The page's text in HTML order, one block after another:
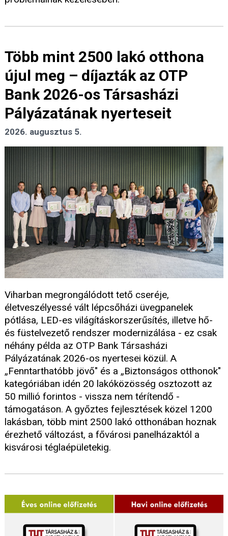
Több mint 2500 lakó otthona
újul meg – díjazták az OTP
Bank 2026-os Társasházi
Pályázatának nyerteseit
2026. augusztus 5.
Viharban megrongálódott tető cseréje,
életveszélyessé vált lépcsőházi üvegpanelek
pótlása, LED-es világításkorszerűsítés, illetve hő-
és füstelvezető rendszer modernizálása - ez csak
néhány példa az OTP Bank Társasházi
Pályázatának 2026-os nyertesei közül. A
„Fenntarthatóbb jövő" és a „Biztonságos otthonok"
kategóriában idén 20 lakóközösség osztozott az
50 millió forintos - vissza nem térítendő -
támogatáson. A győztes fejlesztések közel 1200
lakásban, több mint 2500 lakó otthonában hoznak
érezhető változást, a fővárosi panelházaktól a
kisvárosi téglaépületekig.